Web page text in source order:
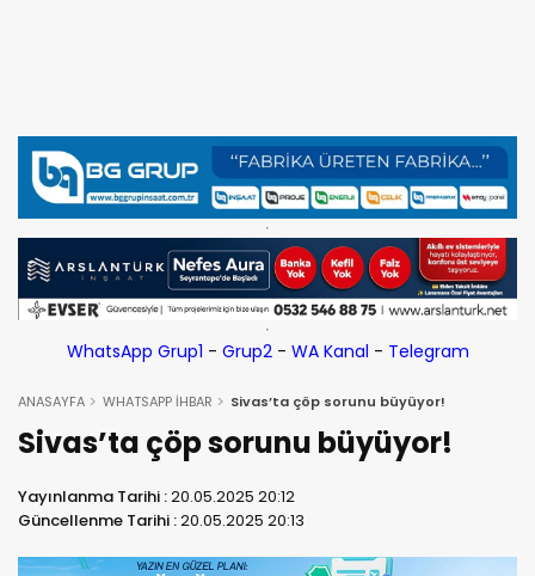
WhatsApp Grup1 - Grup2- WA Kanal - Telegram
ANASAYFA WHATSAPP İHBAR Sivas’ta çöp sorunu büyüyor!
Sivas’ta çöp sorunu büyüyor!
Yayınlanma Tarihi :20.05.2025 20:12
Güncellenme Tarihi :20.05.2025 20:13